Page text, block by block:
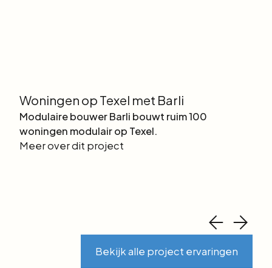
Woningen op Texel met Barli
Modulaire bouwer Barli bouwt ruim 100
woningen modulair op Texel.
Meer over dit project
Bekijk alle project ervaringen